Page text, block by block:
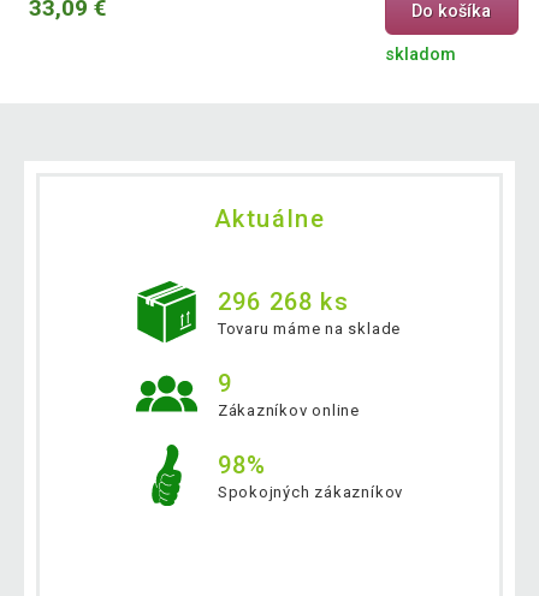
33,09 € Do košíka
skladom
Aktuálne
296 268 ks
Tovaru máme na sklade
9
Zákazníkov online
98%
Spokojných zákazníkov